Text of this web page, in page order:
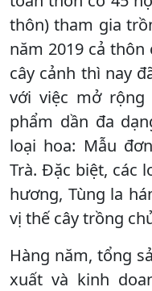
thôn) tham gia
năm 2019 cả thôn
cây cảnh thì nay
với việc mở
phẩm dần đa
loại hoa: Mẫu
Trà. Đặc biệt, các
hương, Tùng la
vị thế cây trồng
Hàng năm, tổng
xuất và kinh